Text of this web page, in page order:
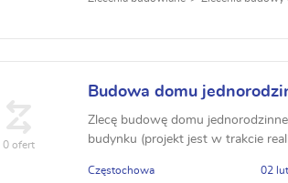
Budowa domu
m.kw.
Zlecę budowę domu
budynku (projekt jest w trakcie
Częstochowa
02
0 ofert